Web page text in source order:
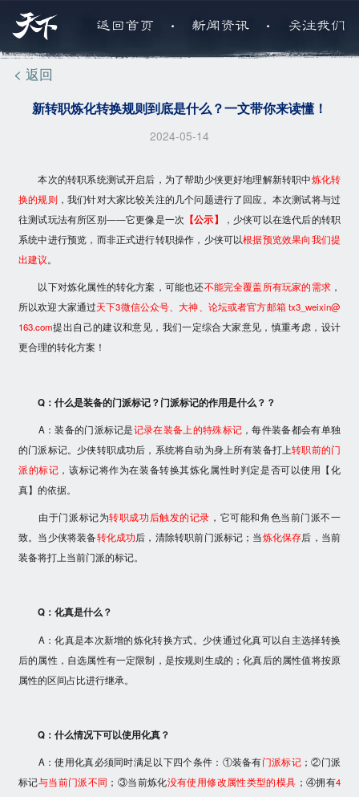
返回首页 . 新闻资讯 . 关注我们
< 返回
新转职炼化转换规则到底是什么？一文带你来读懂！
2024-05-14
本次的转职系统测试开启后，为了帮助少侠更好地理解新转职中炼化转
换的规则，我们针对大家比较关注的几个问题进行了回应。本次测试将与过
往测试玩法有所区别——它更像是一次 【公示】
，少侠可以在迭代后的转职
系统中进行预览，而非正式进行转职操作，少侠可以根据预览效果向我们提
出建议。
以下对炼化属性的转化方案，可能也还不能完全覆盖所有玩家的需求，
所以欢迎大家通过天下3微信公众号、大神、论坛或者官方邮箱 tx3_weixin@
163.com提出自己的建议和意见，我们一定综合大家意见，慎重考虑，设计
更合理的转化方案！
Q：什么是装备的门派标记？门派标记的作用是什么？？
A：装备的门派标记是记录在装备上的特殊标记 ，每件装备都会有单独
的门派标记。少侠转职成功后，系统将自动为身上所有装备打上转职前的门
派的标记 ，该标记将作为在装备转换其炼化属性时判定是否可以使用【化
真】的依据。
由于门派标记为转职成功后触发的记录 ，它可能和角色当前门派不一
致。当少侠将装备转化成功后，清除转职前门派标记；当炼化保存后，当前
装备将打上当前门派的标记。
Q：化真是什么？
A：化真是本次新增的炼化转换方式。少侠通过化真可以自主选择转换
后的属性，自选属性有一定限制，是按规则生成的；化真后的属性值将按原
属性的区间占比进行继承。
Q：什么情况下可以使用化真？
A：使用化真必须同时满足以下四个条件：①装备有门派标记 ；②门派
标记与当前门派不同 ；③当前炼化没有使用修改属性类型的模具 ；④拥有4